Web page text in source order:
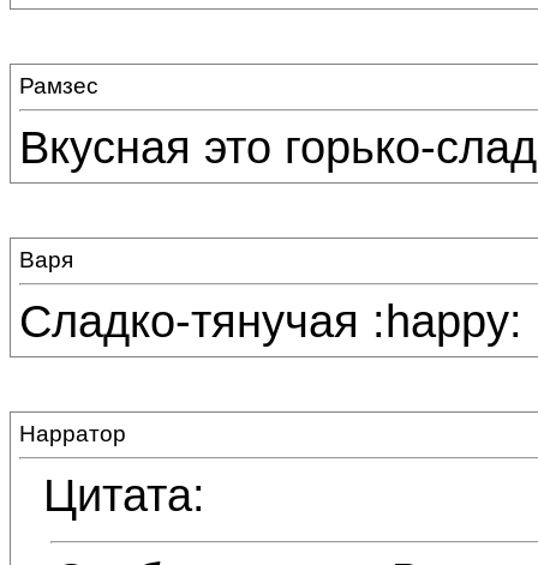
Рамзес
Вкусная это горько-
Варя
Сладко-тянучая :happy:
Нарратор
Цитата: